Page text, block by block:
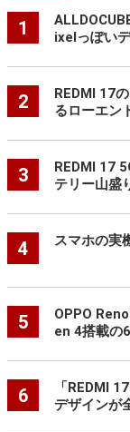
1
ixelっぽい
2
REDMI 17
るローエン
3
REDMI 17
テリー山盛
4 スマホの実
5
OPPO
en 4搭載の
6
「REDMI
デザインが